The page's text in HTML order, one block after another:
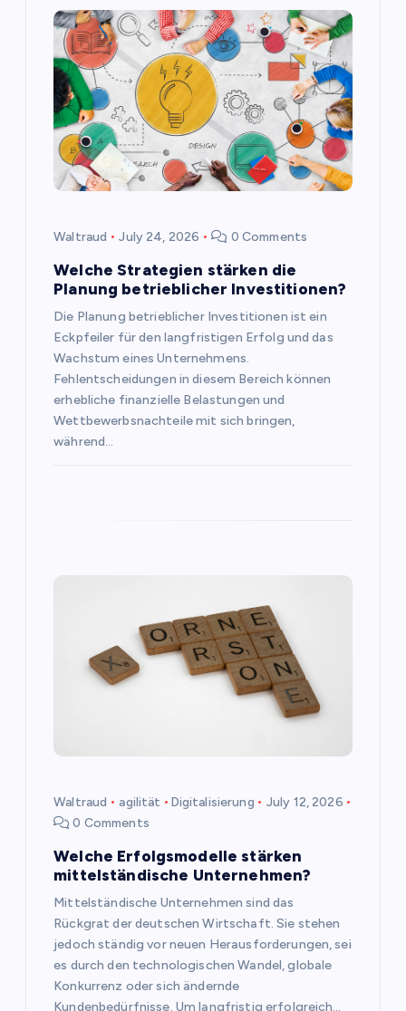
Waltraud July 24, 2026 0 Comments
Welche Strategien stärken die
Planung betrieblicher Investitionen?
Die Planung betrieblicher Investitionen ist ein
Eckpfeiler für den langfristigen Erfolg und das
Wachstum eines Unternehmens.
Fehlentscheidungen in diesem Bereich können
erhebliche finanzielle Belastungen und
Wettbewerbsnachteile mit sich bringen,
während…
Waltraud agilität Digitalisierung
July 12, 2026
0 Comments
Welche Erfolgsmodelle stärken
mittelständische Unternehmen?
Mittelständische Unternehmen sind das
Rückgrat der deutschen Wirtschaft. Sie stehen
jedoch ständig vor neuen Herausforderungen, sei
es durch den technologischen Wandel, globale
Konkurrenz oder sich ändernde
Kundenbedürfnisse. Um langfristig erfolgreich…